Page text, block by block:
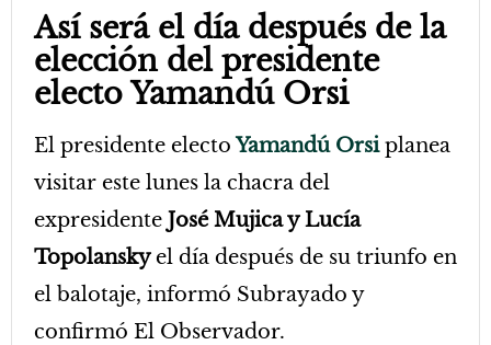
Así será el día después de la
elección del presidente
electo Yamandú Orsi
El presidente electo Yamandú Orsiplanea
visitar este lunes la chacra del
expresidente José Mujica y Lucía
Topolansky el día después de su triunfo en
el balotaje, informó Subrayado y
confirmó El Observador.